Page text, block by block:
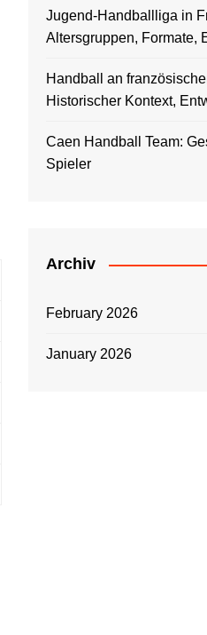
Jugend-Handballliga in
Altersgruppen, Formate,
Handball an
Historischer Kontext,
Caen Handball Team:
Spieler
Archiv
February 2026
January 2026